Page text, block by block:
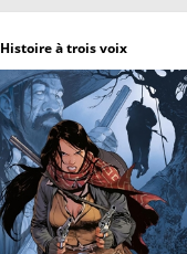
Histoire à trois voix